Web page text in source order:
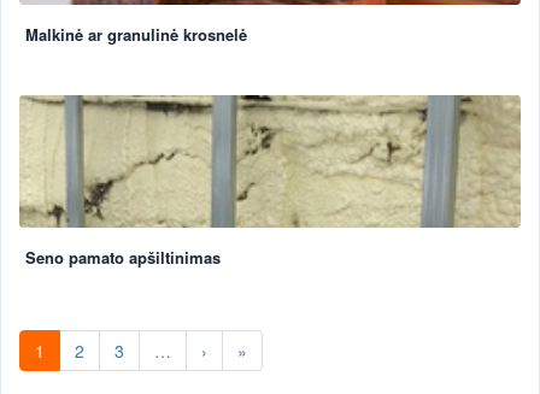
Malkinė ar granulinė krosnelė
Seno pamato apšiltinimas
1 2 3 … › »